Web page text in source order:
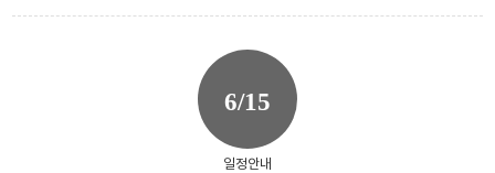
6/15
일정안내